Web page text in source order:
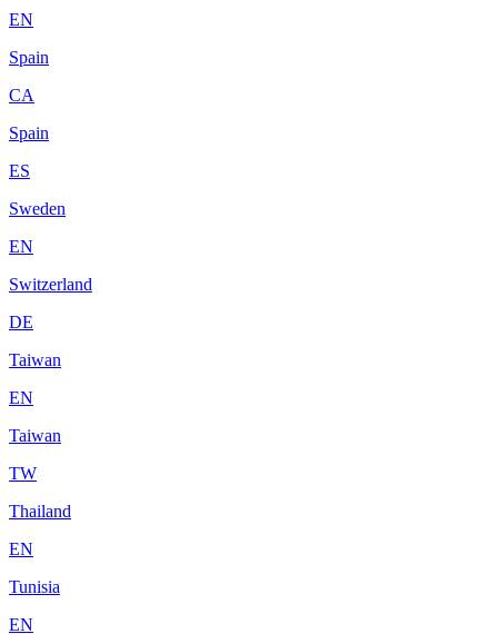
EN
Spain
CA
Spain
ES
Sweden
EN
Switzerland
DE
Taiwan
EN
Taiwan
TW
Thailand
EN
Tunisia
EN